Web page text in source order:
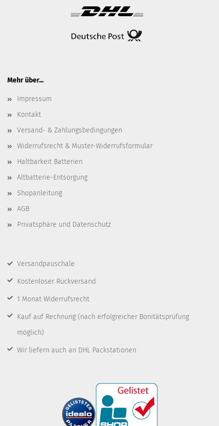
Mehr über...
Impressum
Kontakt
Versand- & Zahlungsbedingungen
Widerrufsrecht & Muster-Widerrufsformular
Haltbarkeit Batterien
Altbatterie-Entsorgung
Shopanleitung
AGB
Privatsphäre und Datenschutz
Versandpauschale
Kostenloser Rückversand
1 Monat Widerrufsrecht
Kauf auf Rechnung (nach erfolgreicher Bonitätsprüfung
möglich)
Wir liefern auch an DHL Packstationen